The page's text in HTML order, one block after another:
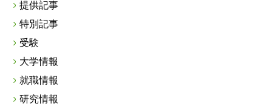
提供記事
特別記事
受験
大学情報
就職情報
研究情報